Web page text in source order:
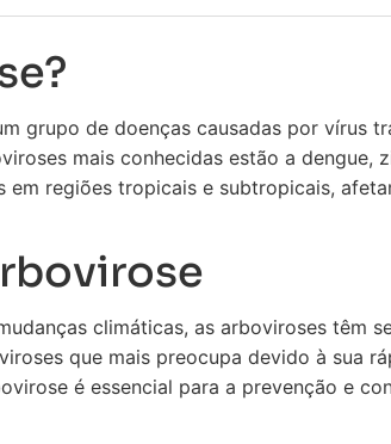
grupo de doenças causadas por vírus
mais conhecidas estão a dengue,
em regiões tropicais e subtropicais,
climáticas, as arboviroses têm
que mais preocupa devido à sua
é essencial para a prevenção e